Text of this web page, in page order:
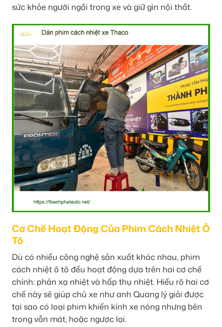
sức khỏe người ngồi trong xe và giữ gìn nội thất.
Cơ Chế Hoạt Động Của Phim Cách Nhiệt Ô
Tô
Dù có nhiều công nghệ sản xuất khác nhau, phim
cách nhiệt ô tô đều hoạt động dựa trên hai cơ chế
chính: phản xạ nhiệt và hấp thụ nhiệt. Hiểu rõ hai cơ
chế này sẽ giúp chủ xe như anh Quang lý giải được
tại sao có loại phim khiến kính xe nóng nhưng bên
trong vẫn mát, hoặc ngược lại.